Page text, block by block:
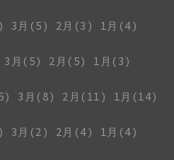
3月(5) 2月(3)
1月(4)
3月(5) 2月(5)
1月(3)
3月(8) 2月(11)
1月(14)
3月(2) 2月(4)
1月(4)